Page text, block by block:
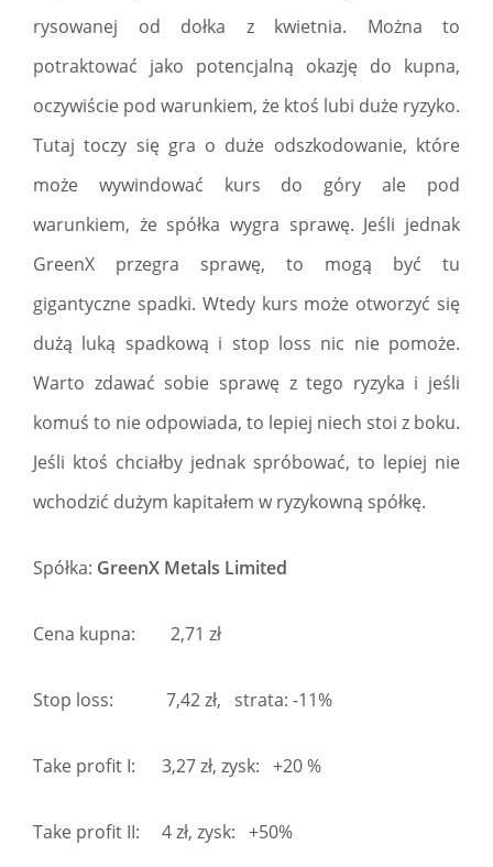
rysowanej od dołka z kwietnia. Można to
potraktować jako potencjalną okazję do kupna,
oczywiście pod warunkiem, że ktoś lubi duże ryzyko.
Tutaj toczy się gra o duże odszkodowanie, które
może wywindować kurs do góry ale pod
warunkiem, że spółka wygra sprawę. Jeśli jednak
GreenX przegra sprawę, to mogą być tu
gigantyczne spadki. Wtedy kurs może otworzyć się
dużą luką spadkową i stop loss nic nie pomoże.
Warto zdawać sobie sprawę z tego ryzyka i jeśli
komuś to nie odpowiada, to lepiej niech stoi z boku.
Jeśli ktoś chciałby jednak spróbować, to lepiej nie
wchodzić dużym kapitałem w ryzykowną spółkę.
Spółka: GreenX Metals Limited
Cena kupna: 2,71 zł
Stop loss: 7,42 zł, strata: -11%
Take profit I: 3,27 zł, zysk: +20 %
Take profit II: 4 zł, zysk: +50%